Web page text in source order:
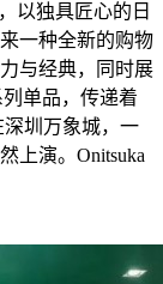
以独具匠心的日
一种全新的购物
与经典，同时展
单品，传递着
深圳万象城，一
上演。Onitsuka